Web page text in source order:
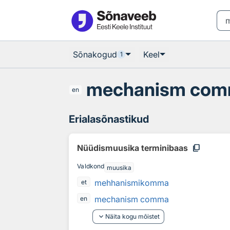
Sõnakogud 1 Keel
en mechanism
Erialasõnastikud
Nüüdismuusika terminibaas content_copy
Valdkond muusika
et
mehhanismikomma
en
mechanism comma
keyboard_arrow_down Näita kogu mõistet